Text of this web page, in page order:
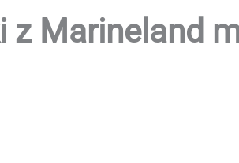
z Marineland